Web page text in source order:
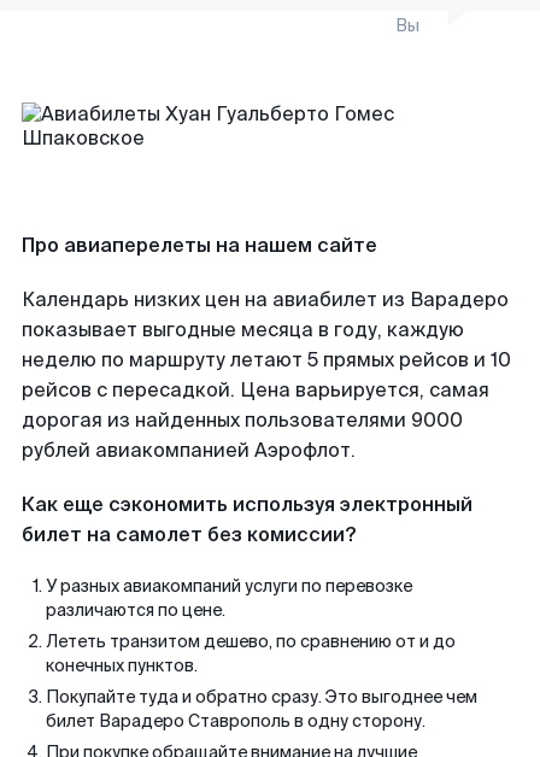
Вы
Про авиаперелеты на нашем сайте
Календарь низких цен на авиабилет из Варадеро
показывает выгодные месяца в году, каждую
неделю по маршруту летают 5 прямых рейсов и 10
рейсов с пересадкой. Цена варьируется, самая
дорогая из найденных пользователями 9000
рублей авиакомпанией Аэрофлот.
Как еще сэкономить используя электронный
билет на самолет без комиссии?
У разных авиакомпаний услуги по перевозке
различаются по цене.
Лететь транзитом дешево, по сравнению от и до
конечных пунктов.
Покупайте туда и обратно сразу. Это выгоднее чем
билет Варадеро Ставрополь в одну сторону.
При покупке обращайте внимание на лучшие